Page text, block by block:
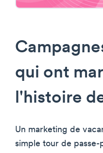
qui ont
l'histoire
Un marketing de
simple tour de passe-